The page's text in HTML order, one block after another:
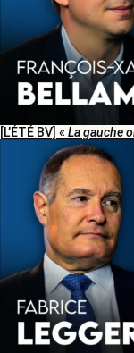
[L’ÉTÉ BV] « La gauche